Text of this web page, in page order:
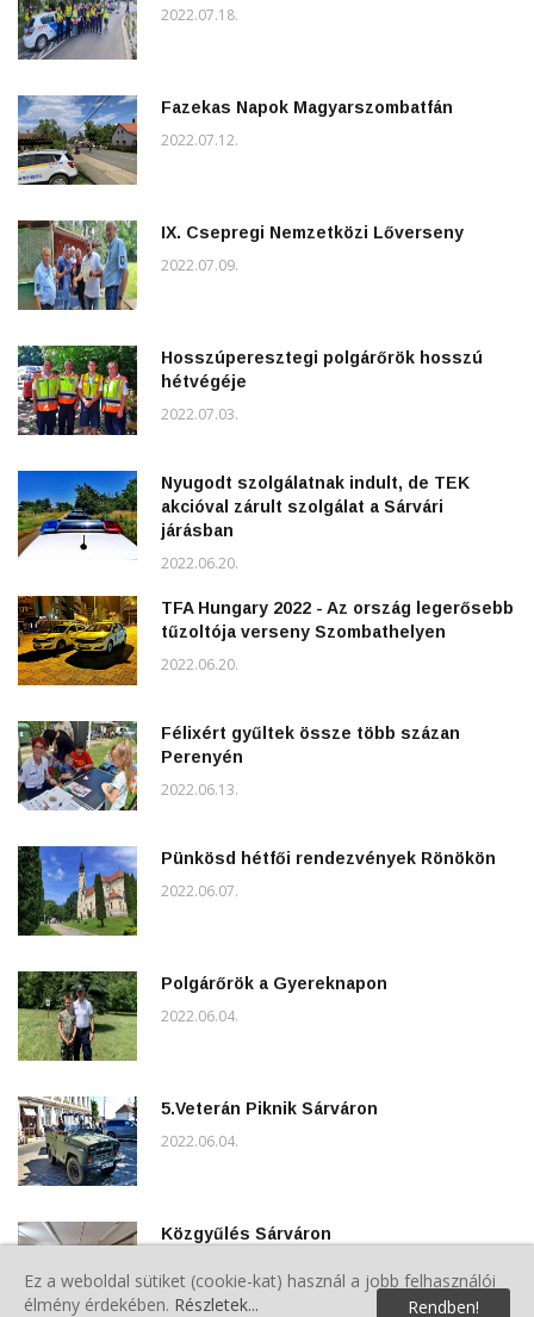
2022.07.18.
Fazekas Napok Magyarszombatfán
2022.07.12.
IX. Csepregi Nemzetközi Lőverseny
2022.07.09.
Hosszúperesztegi polgárőrök hosszú
hétvégéje
2022.07.03.
Nyugodt szolgálatnak indult, de TEK
akcióval zárult szolgálat a Sárvári
járásban
2022.06.20.
TFA Hungary 2022 - Az ország legerősebb
tűzoltója verseny Szombathelyen
2022.06.20.
Félixért gyűltek össze több százan
Perenyén
2022.06.13.
Pünkösd hétfői rendezvények Rönökön
2022.06.07.
Polgárőrök a Gyereknapon
2022.06.04.
5.Veterán Piknik Sárváron
2022.06.04.
Közgyűlés Sárváron
Ez a weboldal sütiket (cookie-kat) használ a jobb felhasználói
élmény érdekében. Részletek... Rendben!